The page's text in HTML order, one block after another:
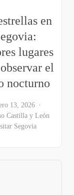
en
lugares
el
nocturno
13, 2026
Castilla y León
Segovia